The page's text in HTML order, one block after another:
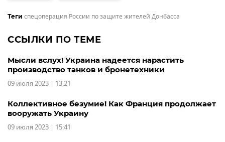
Теги спецоперация России по защите жителей Донбасса
ССЫЛКИ ПО ТЕМЕ
Мысли вслух! Украина надеется нарастить
производство танков и бронетехники
09 июля 2023 | 13:21
Коллективное безумие! Как Франция продолжает
вооружать Украину
09 июля 2023 | 15:41